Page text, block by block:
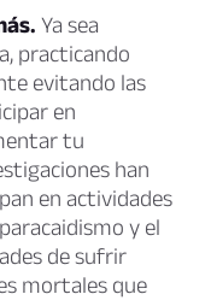
Ya sea
practicando
evitando las
en
tu
han
en actividades
y el
de sufrir
mortales que